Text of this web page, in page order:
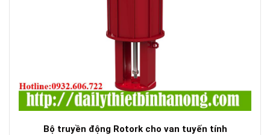
Bộ truyền động Rotork cho van tuyến tính